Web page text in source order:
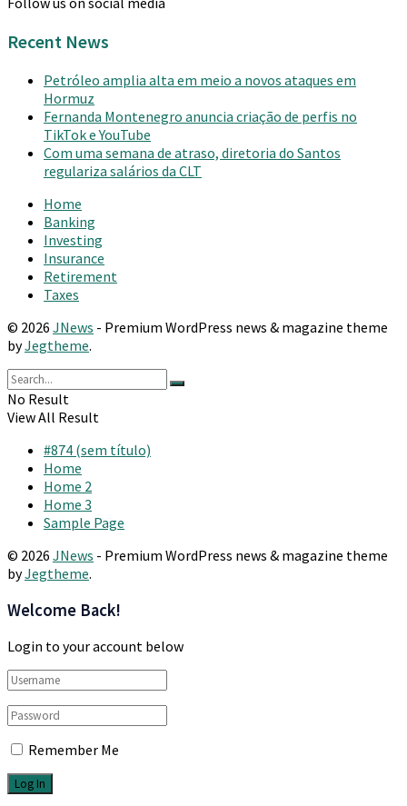
Recent News
Petróleo amplia alta em meio a novos ataques em
Hormuz
Fernanda Montenegro anuncia criação de perfis no
TikTok e YouTube
Com uma semana de atraso, diretoria do Santos
regulariza salários da CLT
Home
Banking
Investing
Insurance
Retirement
Taxes
© 2026 JNews - Premium WordPress news & magazine theme
byJegtheme.
No Result
View All Result
#874 (sem título)
Home
Home 2
Home 3
Sample Page
© 2026 JNews - Premium WordPress news & magazine theme
byJegtheme.
Welcome Back!
Login to your account below
Remember Me